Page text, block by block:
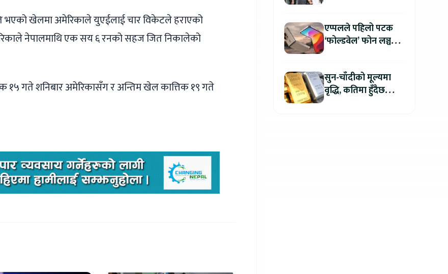
भएको खेलमा अमेरिकाले युएईलाई चार विकेटले हराएको
नेपालमाथि एक सय ६ रनको सहज जित निकालेको
गते शनिबार अमेरिकासँग र अन्तिम खेल कात्तिक १९ गते
एप्पलले पहिलो पटक
‘फोल्डवेल’ फोन लञ्च
सुन-चाँदीको मूल्यमा
वृद्धि, कतिमा हुँदैछ